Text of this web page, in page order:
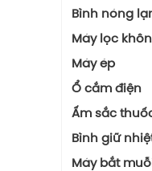
Bình nóng
Bình Ngang
Bình Vuông,
Máy lọc
Máy ép
Ổ cắm điện
Ấm sắc
Bình giữ
Máy bắt